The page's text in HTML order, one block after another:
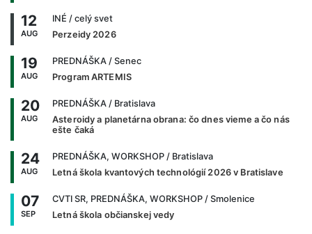
12
AUG
INÉ / celý svet
Perzeidy 2026
19
AUG
PREDNÁŠKA / Senec
Program ARTEMIS
20
AUG
PREDNÁŠKA / Bratislava
Asteroidy a planetárna obrana: čo dnes vieme a čo nás
ešte čaká
24
AUG
PREDNÁŠKA, WORKSHOP / Bratislava
Letná škola kvantových technológií 2026 v Bratislave
07
SEP
CVTI SR, PREDNÁŠKA, WORKSHOP / Smolenice
Letná škola občianskej vedy